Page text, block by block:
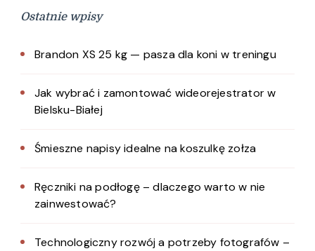
Ostatnie wpisy
Brandon XS 25 kg — pasza dla koni w treningu
Jak wybrać i zamontować wideorejestrator w
Bielsku-Białej
Śmieszne napisy idealne na koszulkę zołza
Ręczniki na podłogę – dlaczego warto w nie
zainwestować?
Technologiczny rozwój a potrzeby fotografów –